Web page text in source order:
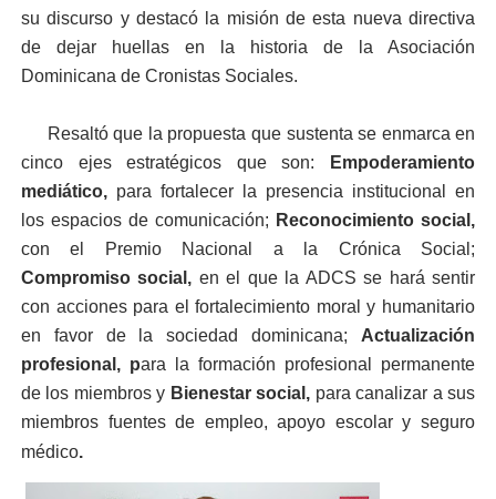
su discurso y destacó la misión de esta nueva directiva
de dejar huellas en la historia de la Asociación
Dominicana de Cronistas Sociales.
Resaltó que la propuesta que sustenta se enmarca en
cinco ejes estratégicos que son:
Empoderamiento
mediático, para fortalecer la presencia institucional en
los espacios de comunicación; Reconocimiento social,
con el Premio Nacional a la Crónica Social;
Compromiso social, en el que
la ADCS se hará sentir
con acciones para el fortalecimiento moral y humanitario
en favor de la sociedad dominicana; Actualización
profesional, para la formación profesional permanente
de los miembros y Bienestar social, para canalizar a sus
miembros fuentes de empleo, apoyo escolar y seguro
médico.